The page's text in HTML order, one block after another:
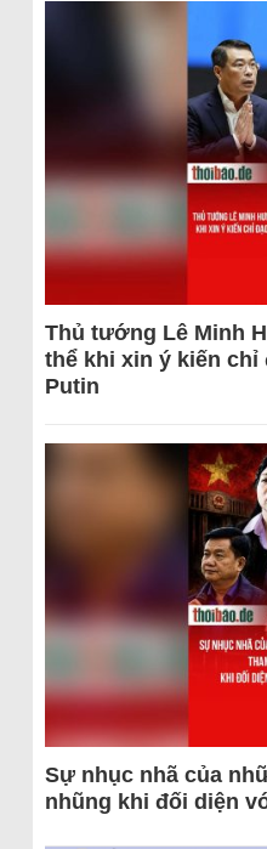
Thủ tướng Lê Minh
thể khi xin ý kiến chỉ
Putin
Sự nhục nhã của
nhũng khi đối diện